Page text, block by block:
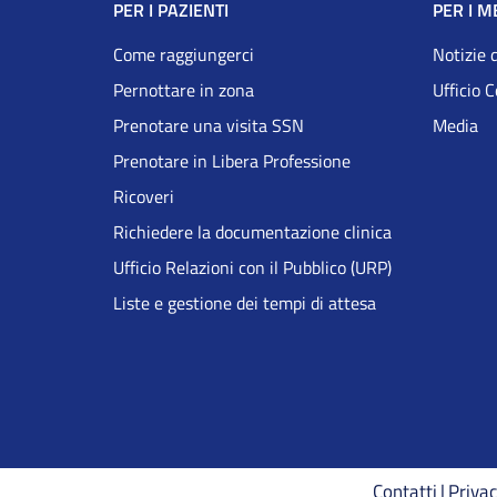
Footer
DRS
PER I PAZIENTI
Come raggiungerci
Pernottare in zona
Prenotare una visita SSN
Prenotare in Libera Professione
Ricoveri
Richiedere la documentazione clinica
Ufficio Relazioni con il Pubblico (URP)
Liste e gestione dei tempi di attesa
PER I
Notizie
Ufficio
Media